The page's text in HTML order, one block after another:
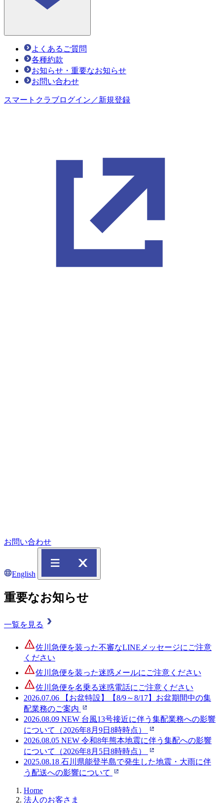
よくあるご質問
各種約款
お知らせ・重要なお知らせ
お問い合わせ
スマートクラブログイン／新規登録
お問い合わせ
English
重要なお知らせ
一覧を見る
佐川急便を装った不審なLINEメッセージにご注意
ください
佐川急便を装った迷惑メールにご注意ください
佐川急便を名乗る迷惑電話にご注意ください
2026.07.06
【お盆特設】【8/9～8/17】お盆期間中の集
配業務のご案内
2026.08.09 NEW 台風13号接近に伴う集配業務への影響
について（2026年8月9日8時時点）
2026.08.05 NEW 令和8年熊本地震に伴う集配への影響
について（2026年8月5日8時時点）
2025.08.18 石川県能登半島で発生した地震・大雨に伴
う配送への影響について
Home
法人のお客さま